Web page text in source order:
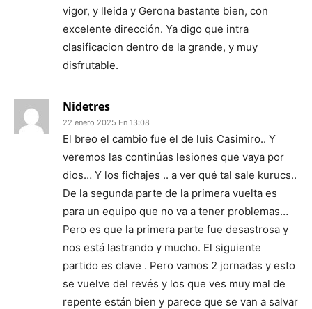
vigor, y lleida y Gerona bastante bien, con
excelente dirección. Ya digo que intra
clasificacion dentro de la grande, y muy
disfrutable.
Nidetres
22 enero 2025 En 13:08
El breo el cambio fue el de luis Casimiro.. Y
veremos las continúas lesiones que vaya por
dios… Y los fichajes .. a ver qué tal sale kurucs..
De la segunda parte de la primera vuelta es
para un equipo que no va a tener problemas…
Pero es que la primera parte fue desastrosa y
nos está lastrando y mucho. El siguiente
partido es clave . Pero vamos 2 jornadas y esto
se vuelve del revés y los que ves muy mal de
repente están bien y parece que se van a salvar